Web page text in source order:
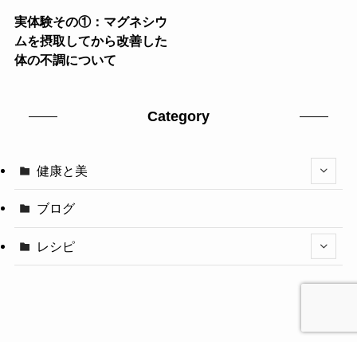
実体験その①：マグネシウ
ムを摂取してから改善した
体の不調について
Category
健康と美
ブログ
レシピ